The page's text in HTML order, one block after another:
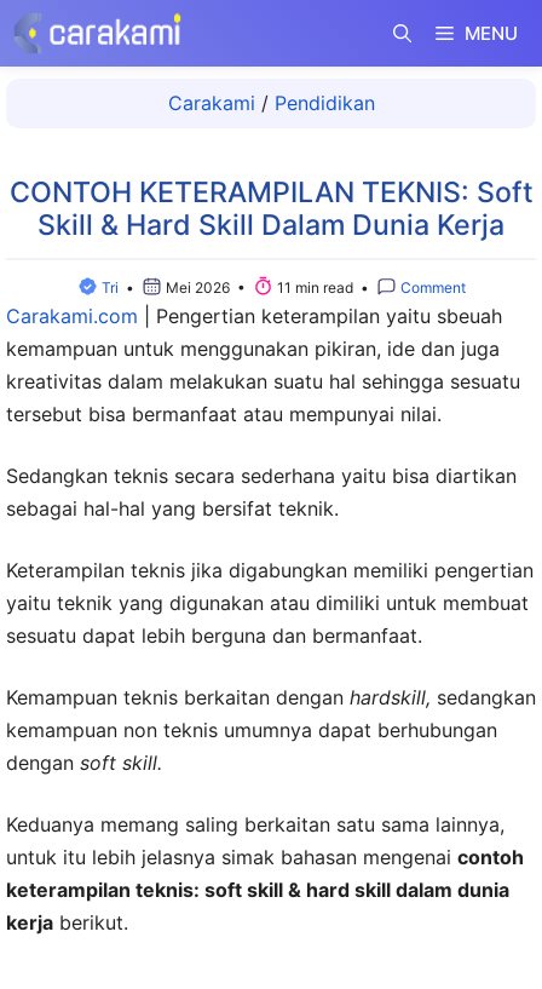
Langsung
ke
MENU
Carakami / Pendidikan
CONTOH KETERAMPILAN TEKNIS: Soft
Skill & Hard Skill Dalam Dunia Kerja
Tri • Mei 2026 • 11 min read • Comment
Carakami.com
Pengertian keterampilan yaitu sbeuah
kemampuan untuk menggunakan pikiran, ide dan juga
kreativitas dalam melakukan suatu hal sehingga sesuatu
tersebut bisa bermanfaat atau mempunyai nilai.
Sedangkan teknis secara sederhana yaitu bisa diartikan
sebagai hal-hal yang bersifat teknik.
Keterampilan teknis jika digabungkan memiliki pengertian
yaitu teknik yang digunakan atau dimiliki untuk membuat
sesuatu dapat lebih berguna dan bermanfaat.
Kemampuan teknis berkaitan dengan hardskill, sedangkan
kemampuan non teknis umumnya dapat berhubungan
dengan soft skill.
Keduanya memang saling berkaitan satu sama lainnya,
untuk itu lebih jelasnya simak bahasan mengenai contoh
keterampilan teknis: soft skill & hard skill dalam dunia
kerja berikut.